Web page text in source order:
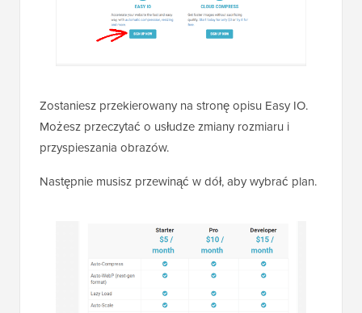
Zostaniesz przekierowany na stronę opisu Easy IO.
Możesz przeczytać o usłudze zmiany rozmiaru i
przyspieszania obrazów.
Następnie musisz przewinąć w dół, aby wybrać plan.